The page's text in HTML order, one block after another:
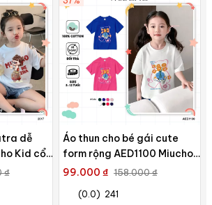
dễ
Kid cổ
₫
Áo thun cho bé gái cute
form rộng AED1100 Miucho
Kid tay ngắn cổ tròn style
99.000 ₫ 158.000 ₫
(0.0) 241